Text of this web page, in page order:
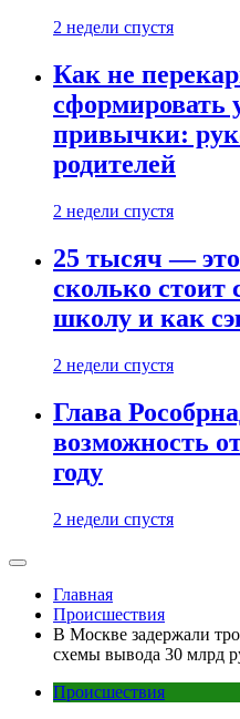
2 недели спустя
Как не
сформировать
привычки:
родителей
2 недели спустя
25 тысяч —
сколько стоит
школу и как
2 недели спустя
Глава
возможность
году
2 недели спустя
Главная
Происшествия
В Москве задержали
схемы вывода 30 млрд
Происшествия